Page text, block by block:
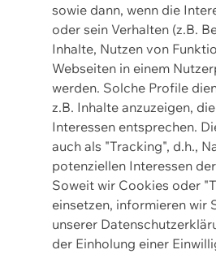
sowie dann, wenn die
oder sein Verhalten (z.B.
Inhalte, Nutzen von
Webseiten in einem
werden. Solche Profile
z.B. Inhalte anzuzeigen,
Interessen entsprechen.
auch als "Tracking", d.h.,
potenziellen Interessen
Soweit wir Cookies oder
einsetzen, informieren wir
unserer
der Einholung einer